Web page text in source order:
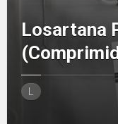
Losartana
L